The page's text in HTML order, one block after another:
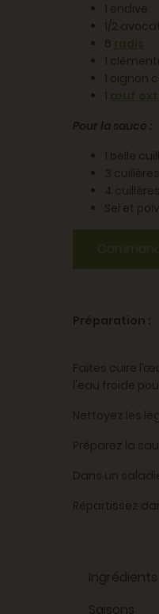
1 endive
1/2
6 radis
1
1 oignon
1 œuf
Pour la sauce :
1 belle
3
4
Sel et
Préparation :
Faites cuire
l'eau froide
Nettoyez les
Préparez la
Dans un
Répartissez
Ingrédients
Saisons